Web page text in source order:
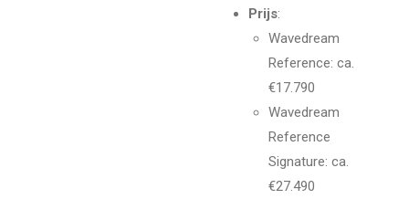
Prijs:
Wavedream
Reference: ca.
€17.790
Wavedream
Reference
Signature: ca.
€27.490